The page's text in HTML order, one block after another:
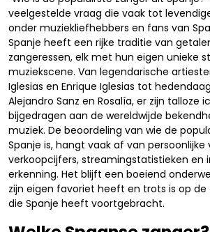
veelgestelde vraag die vaak tot
onder muziekliefhebbers en fans van
Spanje heeft een rijke traditie van
zangeressen, elk met hun eigen unieke
muziekscene. Van legendarische
Iglesias en Enrique Iglesias tot
Alejandro Sanz en Rosalía, er zijn talloze
bijgedragen aan de wereldwijde
muziek. De beoordeling van wie de
Spanje is, hangt vaak af van persoonlijke
verkoopcijfers, streamingstatistieken en
erkenning. Het blijft een boeiend
zijn eigen favoriet heeft en trots is op
die Spanje heeft voortgebracht.